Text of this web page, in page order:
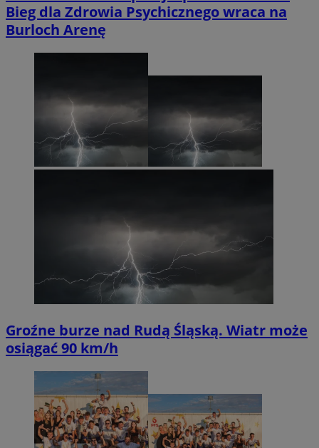
Bieg dla Zdrowia Psychicznego wraca na
Burloch Arenę
Groźne burze nad Rudą Śląską. Wiatr może
osiągać 90 km/h